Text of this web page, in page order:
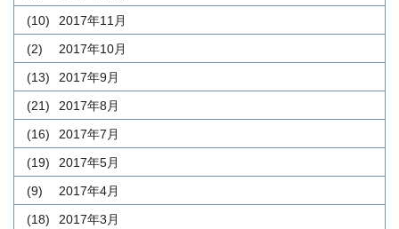
2017年11月
(10)
2017年10月
(2)
2017年9月
(13)
2017年8月
(21)
2017年7月
(16)
2017年5月
(19)
2017年4月
(9)
2017年3月
(18)